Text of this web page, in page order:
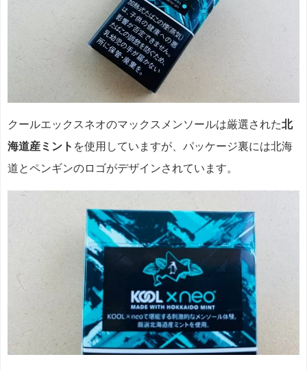
クールエックスネオのマックスメンソールは厳選された北
海道産ミント を使用していますが、パッケージ裏には北海
道とペンギンのロゴがデザインされています。